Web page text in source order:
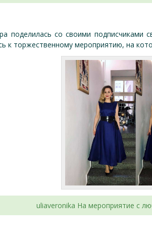
поделилась со своими
к торжественному мероприятию, на
uliaveronika На мероприятие с